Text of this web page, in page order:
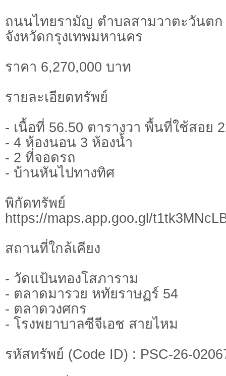
ถนนไทยรามัญ ตำบลสามวาตะวันตก
จังหวัดกรุงเทพมหานคร
ราคา 6,270,000 บาท
รายละเอียดทรัพย์
- เนื้อที่ 56.50 ตารางวา พื้นที่ใช้สอย
- 4 ห้องนอน 3 ห้องน้ำ
- 2 ที่จอดรถ
- บ้านหันไปทางทิศ
พิกัดทรั
https://maps.app.goo.gl/
สถานที่ใกล้เคียง
- วัดแป้นทองโสภาราม
- ตลาดมารวย หทัยราษฏร์ 54
- ตลาดวงศกร
- โรงพยาบาลซีจีเอช สายไหม
รหัสทรัพย์ (Code ID) : PSC-26-